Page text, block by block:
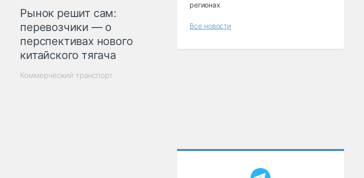
Рынок решит сам:
перевозчики — о
перспективах нового
китайского тягача
Коммерческий транспорт
регионах
Все новости